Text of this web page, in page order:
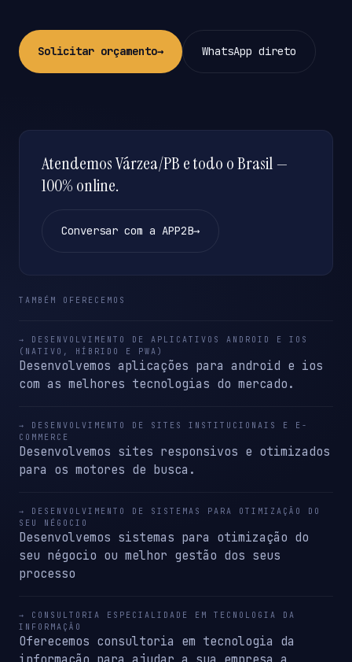
Solicitar orçamento→ WhatsApp direto
Atendemos Várzea/PB e todo o Brasil —
100% online.
Conversar com a APP2B→
TAMBÉM OFERECEMOS
→ DESENVOLVIMENTO DE APLICATIVOS ANDROID E IOS
(NATIVO, HÍBRIDO E PWA)
Desenvolvemos aplicações para android e ios
com as melhores tecnologias do mercado.
→ DESENVOLVIMENTO DE SITES INSTITUCIONAIS E E-
COMMERCE
Desenvolvemos sites responsivos e otimizados
para os motores de busca.
→ DESENVOLVIMENTO DE SISTEMAS PARA OTIMIZAÇÃO DO
SEU NÉGOCIO
Desenvolvemos sistemas para otimização do
seu négocio ou melhor gestão dos seus
processo
→ CONSULTORIA ESPECIALIDADE EM TECNOLOGIA DA
INFORMAÇÃO
Oferecemos consultoria em tecnologia da